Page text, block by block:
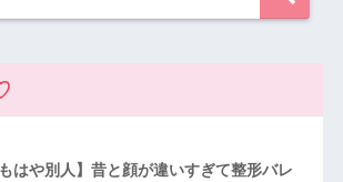
もはや別人】昔と顔が違いすぎて整形バレ